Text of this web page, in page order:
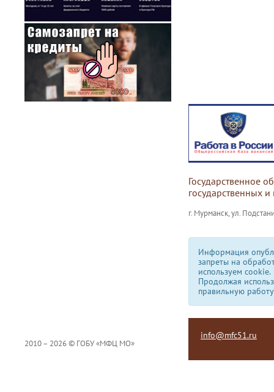
Государственное
государственных
г. Мурманск, ул.
Информация
запреты на
используем сookie.
Продолжая
правильную
2010 – 2026 © ГОБУ «МФЦ МО»
info@mfc51.ru